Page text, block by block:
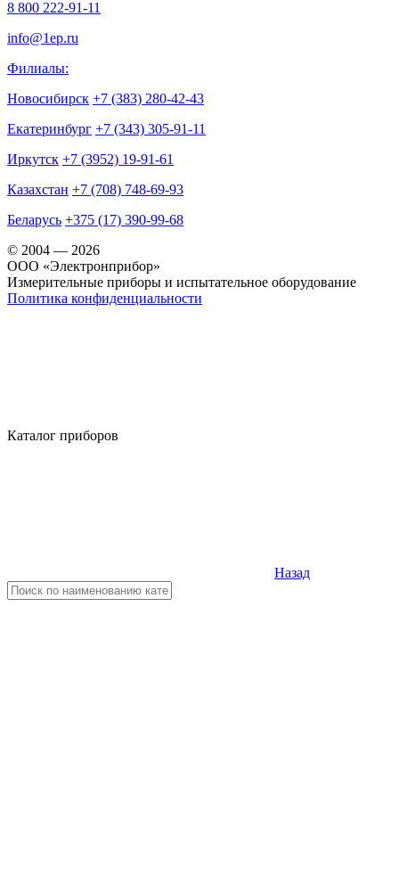
8 800 222-91-11
info@1ep.ru
Филиалы:
Новосибирск +7 (383) 280-42-43
Екатеринбург +7 (343) 305-91-11
Иркутск +7 (3952) 19-91-61
Казахстан +7 (708) 748-69-93
Беларусь +375 (17) 390-99-68
© 2004 — 2026
OOO «Электронприбор»
Измерительные приборы и испытательное оборудование
Политика конфиденциальности
Каталог приборов
Назад